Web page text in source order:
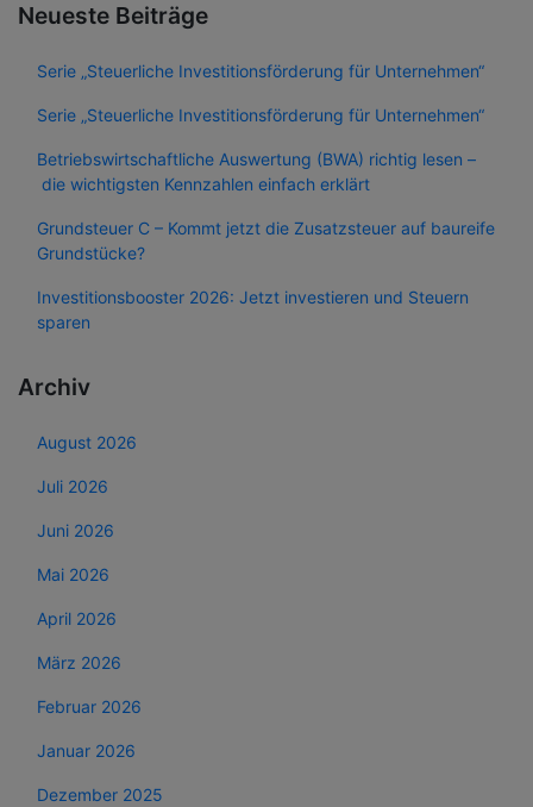
Neueste Beiträge
Serie „Steuerliche Investitionsförderung für Unternehmen“
Serie „Steuerliche Investitionsförderung für Unternehmen“
Betriebswirtschaftliche Auswertung (BWA) richtig lesen –
die wichtigsten Kennzahlen einfach erklärt
Grundsteuer C – Kommt jetzt die Zusatzsteuer auf baureife
Grundstücke?
Investitionsbooster 2026: Jetzt investieren und Steuern
sparen
Archiv
August 2026
Juli 2026
Juni 2026
Mai 2026
April 2026
März 2026
Februar 2026
Januar 2026
Dezember 2025